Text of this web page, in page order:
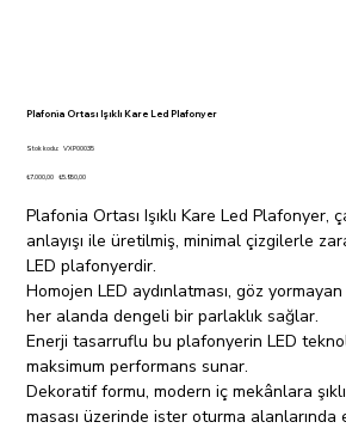
Plafonia Ortası Işıklı Kare Led Plafonyer
Stok kodu: Stok
VXP00035
VXP00035
Orijinal
₺7.000,00 İndirimli
₺5.950,00
Plafonia Ortası Işıklı Kare Led Plafonyer,
anlayışı ile üretilmiş, minimal çizgilerle
LED plafonyerdir.
Homojen LED aydınlatması, göz
her alanda dengeli bir parlaklık sağlar.
Enerji tasarruflu bu plafonyerin LED
maksimum performans sunar.
Dekoratif formu, modern iç mekânlara
masası üzerinde ister oturma